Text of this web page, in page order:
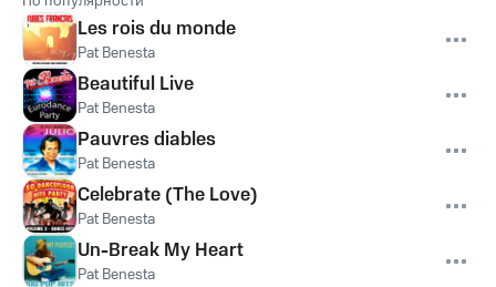
Les rois du monde
Pat Benesta
Beautiful Live
Pat Benesta
Pauvres diables
Pat Benesta
Celebrate (The Love)
Pat Benesta
Un-Break My Heart
Pat Benesta